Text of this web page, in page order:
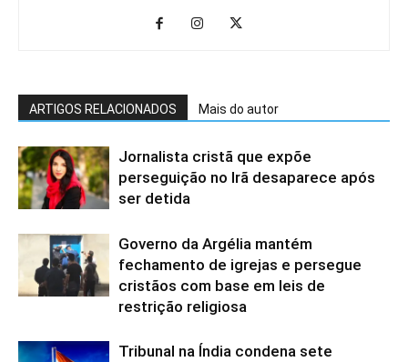
ARTIGOS RELACIONADOS Mais do autor
Jornalista cristã que expõe
perseguição no Irã desaparece após
ser detida
Governo da Argélia mantém
fechamento de igrejas e persegue
cristãos com base em leis de
restrição religiosa
Tribunal na Índia condena sete